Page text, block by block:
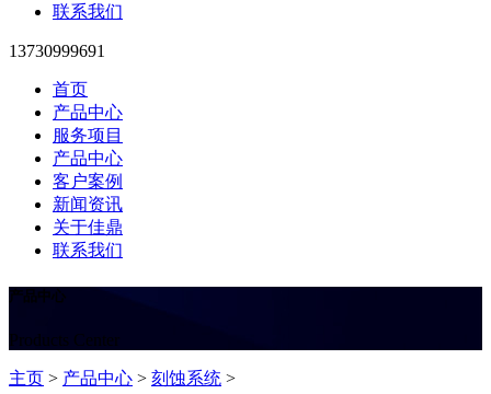
联系我们
13730999691
首页
产品中心
服务项目
产品中心
客户案例
新闻资讯
关于佳鼎
联系我们
产品中心
Products Center
主页 > 产品中心 > 刻蚀系统 >